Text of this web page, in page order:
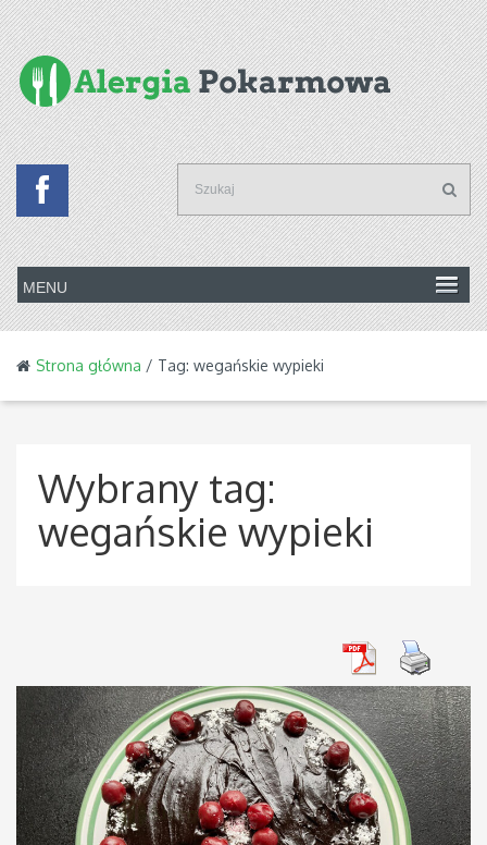
Strona główna / Tag: wegańskie wypieki
Wybrany tag:
wegańskie wypieki